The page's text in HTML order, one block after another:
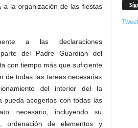
a la organización de las fiestas
a las declaraciones
del Padre Guardián del
con tiempo más que suficiente
de todas las tareas necesarias
del interior del la
pueda acogerlas con todas las
necesario, incluyendo su
ordenación de elementos y